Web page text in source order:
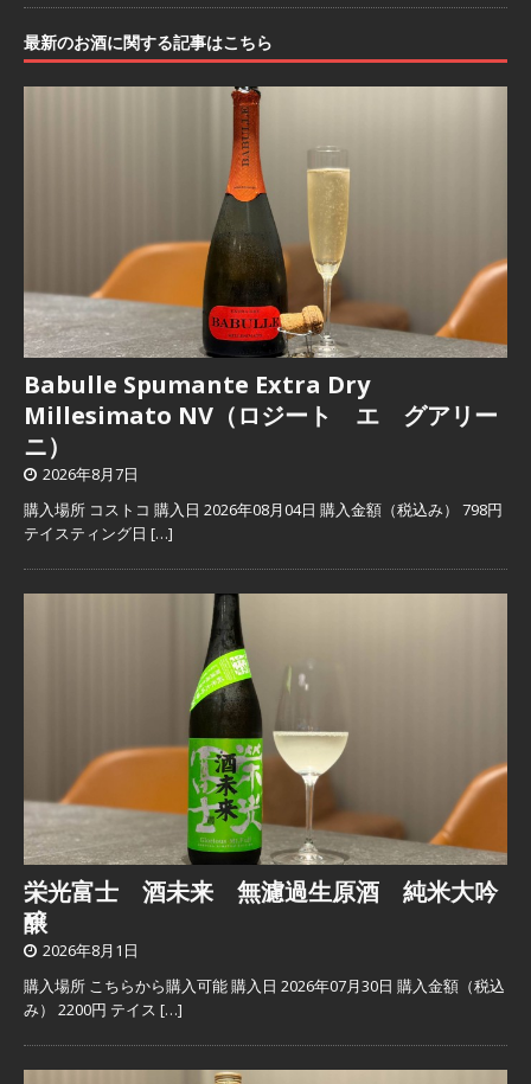
最新のお酒に関する記事はこちら
Babulle Spumante Extra Dry
Millesimato NV（ロジート エ グアリー
ニ）
2026年8月7日
購入場所 コストコ 購入日 2026年08月04日 購入金額（税込み） 798円
テイスティング日 […]
栄光富士 酒未来 無濾過生原酒 純米大吟
醸
2026年8月1日
購入場所 こちらから購入可能 購入日 2026年07月30日 購入金額（税込
み） 2200円 テイス […]